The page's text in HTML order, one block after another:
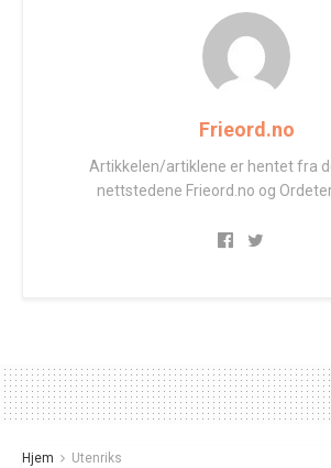
Frieord.no
Artikkelen/artiklene er hentet fra
nettstedene Frieord.no og
Hjem Utenriks